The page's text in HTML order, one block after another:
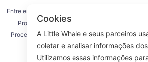
Entre em contato conosco
Processo de envio
Processo de reembolso
Sobre nós
Cookies
A Little Whale e seus parceiros
coletar e analisar informações
Utilizamos essas informações